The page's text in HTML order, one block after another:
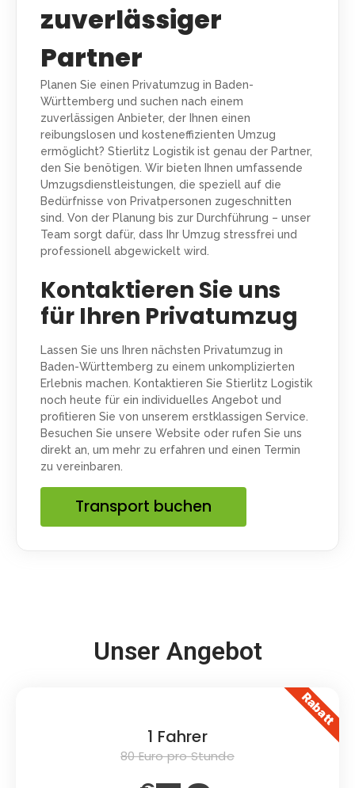
zuverlässiger
Partner
Planen Sie einen Privatumzug in Baden-
Württemberg und suchen nach einem
zuverlässigen Anbieter, der Ihnen einen
reibungslosen und kosteneffizienten Umzug
ermöglicht? Stierlitz Logistik ist genau der Partner,
den Sie benötigen. Wir bieten Ihnen umfassende
Umzugsdienstleistungen, die speziell auf die
Bedürfnisse von Privatpersonen zugeschnitten
sind. Von der Planung bis zur Durchführung – unser
Team sorgt dafür, dass Ihr Umzug stressfrei und
professionell abgewickelt wird.
Kontaktieren Sie uns
für Ihren Privatumzug
Lassen Sie uns Ihren nächsten Privatumzug in
Baden-Württemberg zu einem unkomplizierten
Erlebnis machen. Kontaktieren Sie Stierlitz Logistik
noch heute für ein individuelles Angebot und
profitieren Sie von unserem erstklassigen Service.
Besuchen Sie unsere Website oder rufen Sie uns
direkt an, um mehr zu erfahren und einen Termin
zu vereinbaren.
Transport buchen
Unser Angebot
1 Fahrer
80 Euro pro Stunde
Rabatt